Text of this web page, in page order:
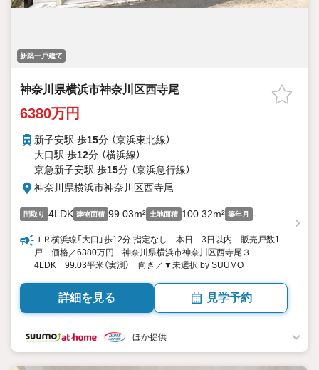
新築一戸建て
神奈川県横浜市神奈川区西寺尾
6380万円
新子安駅 歩15分 （京浜東北線）
大口駅 歩12分 （横浜線）
京急新子安駅 歩15分 （京浜急行線）
神奈川県横浜市神奈川区西寺尾
間取り 4LDK 建物面積 99.03m² 土地面積 100.32m² 築年月 -
ＪＲ横浜線「大口」歩12分 指定なし 本日 3日以内 販売戸数1
戸 価格／6380万円 神奈川県横浜市神奈川区西寺尾３
4LDK 99.03平米（実測） 向き／▼未選択 by SUUMO
詳細を見る 見学予約
ほか提供